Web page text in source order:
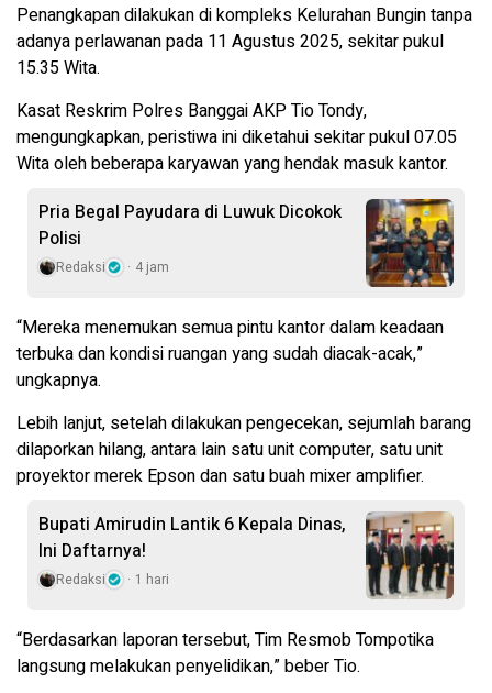
Penangkapan dilakukan di kompleks Kelurahan Bungin tanpa
adanya perlawanan pada 11 Agustus 2025, sekitar pukul
15.35 Wita.
Kasat Reskrim Polres Banggai AKP Tio Tondy,
mengungkapkan, peristiwa ini diketahui sekitar pukul 07.05
Wita oleh beberapa karyawan yang hendak masuk kantor.
Pria Begal Payudara di Luwuk Dicokok
Polisi
Redaksi 4 jam
“Mereka menemukan semua pintu kantor dalam keadaan
terbuka dan kondisi ruangan yang sudah diacak-acak,”
ungkapnya.
Lebih lanjut, setelah dilakukan pengecekan, sejumlah barang
dilaporkan hilang, antara lain satu unit computer, satu unit
proyektor merek Epson dan satu buah mixer amplifier.
Bupati Amirudin Lantik 6 Kepala Dinas,
Ini Daftarnya!
Redaksi 1 hari
“Berdasarkan laporan tersebut, Tim Resmob Tompotika
langsung melakukan penyelidikan,” beber Tio.